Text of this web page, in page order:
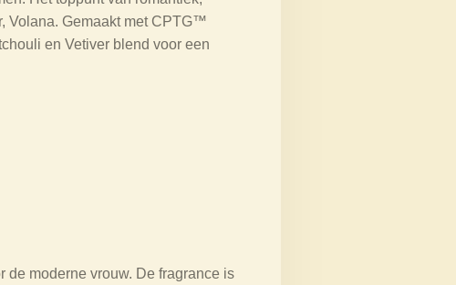
Volana. Gemaakt met CPTG™
en Vetiver blend voor een
de moderne vrouw. De fragrance is